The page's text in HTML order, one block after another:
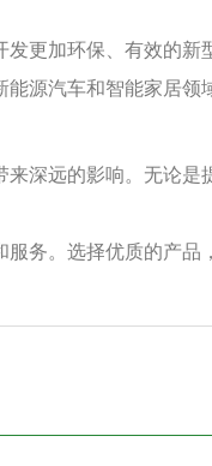
更加环保、有效的新
源汽车和智能家居领
深远的影响。无论
务。选择优质的产品